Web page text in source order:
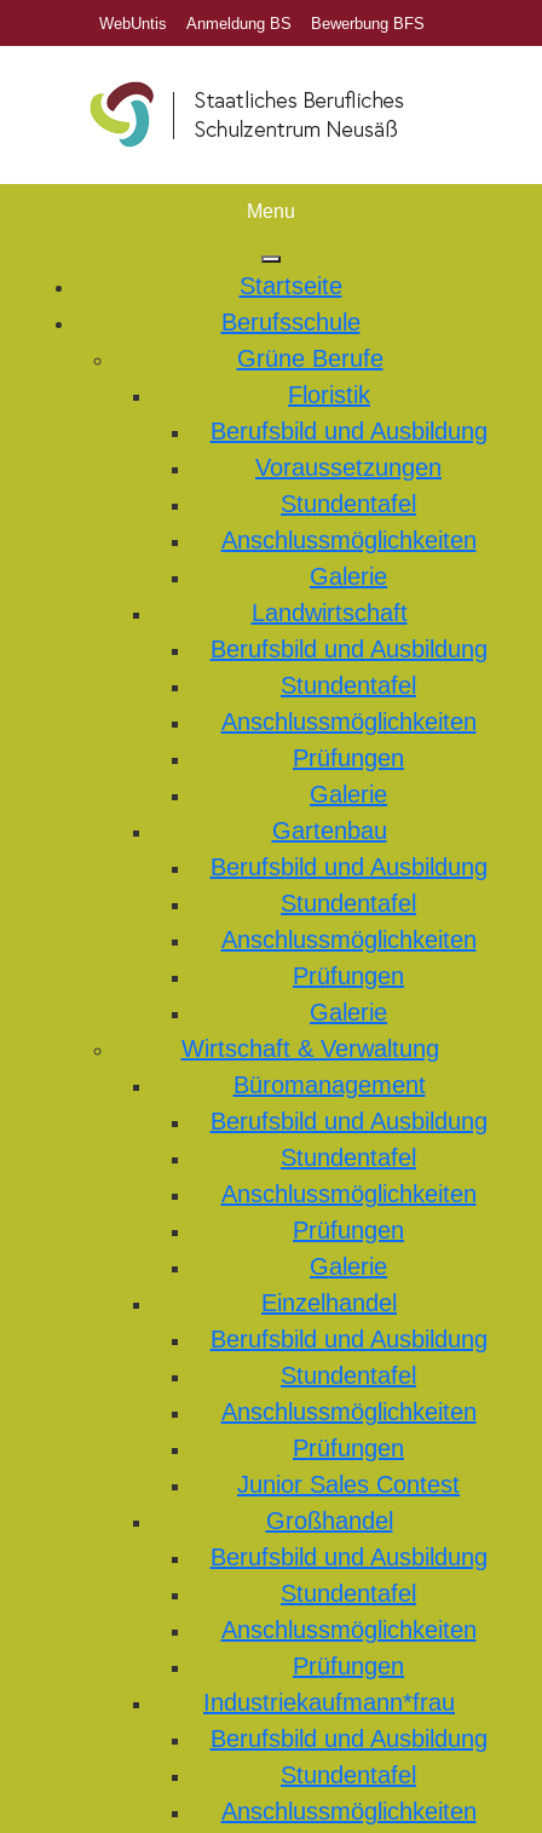
WebUntis Anmeldung BS Bewerbung BFS
Menu
Startseite
Berufsschule
Grüne Berufe
Floristik
Berufsbild und Ausbildung
Voraussetzungen
Stundentafel
Anschlussmöglichkeiten
Galerie
Landwirtschaft
Berufsbild und Ausbildung
Stundentafel
Anschlussmöglichkeiten
Prüfungen
Galerie
Gartenbau
Berufsbild und Ausbildung
Stundentafel
Anschlussmöglichkeiten
Prüfungen
Galerie
Wirtschaft & Verwaltung
Büromanagement
Berufsbild und Ausbildung
Stundentafel
Anschlussmöglichkeiten
Prüfungen
Galerie
Einzelhandel
Berufsbild und Ausbildung
Stundentafel
Anschlussmöglichkeiten
Prüfungen
Junior Sales Contest
Großhandel
Berufsbild und Ausbildung
Stundentafel
Anschlussmöglichkeiten
Prüfungen
Industriekaufmann*frau
Berufsbild und Ausbildung
Stundentafel
Anschlussmöglichkeiten